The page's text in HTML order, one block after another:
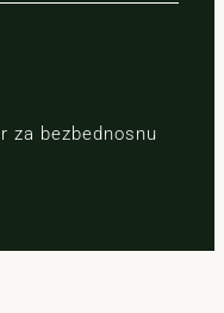
za bezbednosnu